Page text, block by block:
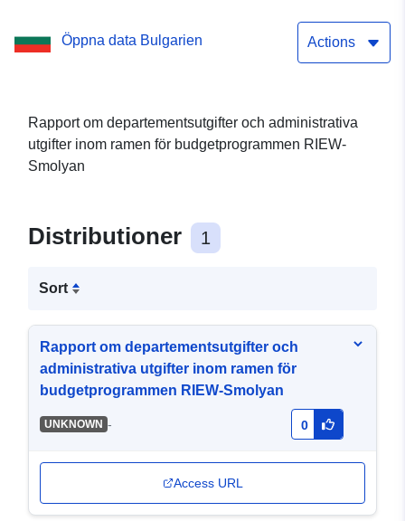
budgetprogrammen RIEW-
Öppna data Bulgarien Actions
Rapport om departementsutgifter och administrativa
utgifter inom ramen för budgetprogrammen RIEW-
Smolyan
Distributioner 1
Sort
Rapport om departementsutgifter och
administrativa utgifter inom ramen för
budgetprogrammen RIEW-Smolyan
UNKNOWN - 0
Access URL